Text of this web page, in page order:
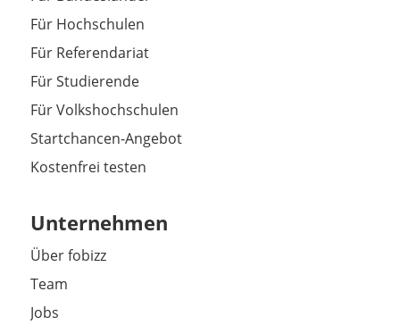
Für Hochschulen
Für Referendariat
Für Studierende
Für Volkshochschulen
Startchancen-Angebot
Kostenfrei testen
Unternehmen
Über fobizz
Team
Jobs